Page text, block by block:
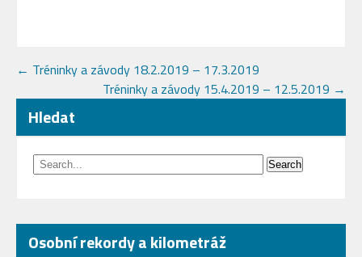
Post
navigation
← Tréninky a závody 18.2.2019 – 17.3.2019
Tréninky a závody 15.4.2019 – 12.5.2019 →
Hledat
Osobní rekordy a kilometráž